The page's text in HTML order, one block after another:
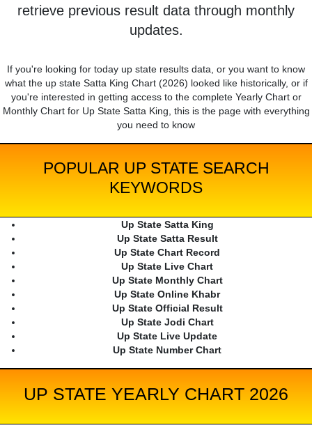
retrieve previous result data through monthly
updates.
If you're looking for today up state results data, or you want to know
what the up state Satta King Chart (2026) looked like historically, or if
you're interested in getting access to the complete Yearly Chart or
Monthly Chart for Up State Satta King, this is the page with everything
you need to know
POPULAR UP STATE SEARCH
KEYWORDS
Up State Satta King
Up State Satta Result
Up State Chart Record
Up State Live Chart
Up State Monthly Chart
Up State Online Khabr
Up State Official Result
Up State Jodi Chart
Up State Live Update
Up State Number Chart
UP STATE YEARLY CHART 2026